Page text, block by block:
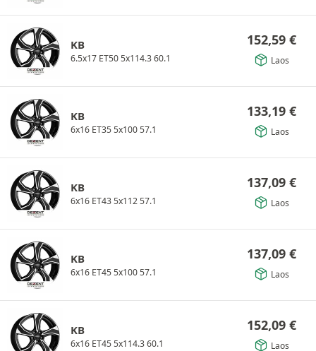
KB
6.5x17 ET50 5x114.3 60.1
152,59 €
Laos
KB
6x16 ET35 5x100 57.1
133,19 €
Laos
KB
6x16 ET43 5x112 57.1
137,09 €
Laos
KB
6x16 ET45 5x100 57.1
137,09 €
Laos
KB
6x16 ET45 5x114.3 60.1
152,09 €
Laos